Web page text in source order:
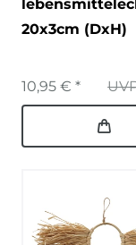
20x3cm (DxH)
10,95 € *